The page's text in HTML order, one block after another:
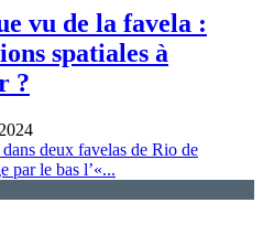
vu de la favela :
spatiales à
?
deux favelas de Rio de
par le bas l’«...